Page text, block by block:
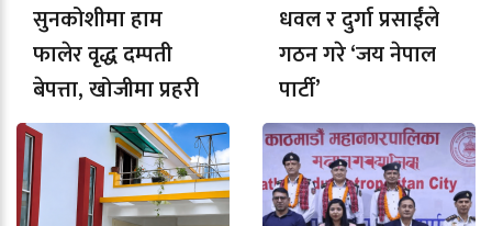
सुनकोशीमा हाम
फालेर वृद्ध दम्पती
बेपत्ता, खोजीमा प्रहरी
धवल र दुर्गा प्रसाईंले
गठन गरे ‘जय नेपाल
पार्टी’